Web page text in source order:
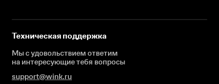
Техническая поддержка
Мы с удовольствием ответим
на интересующиетебя вопросы
support@wink.ru